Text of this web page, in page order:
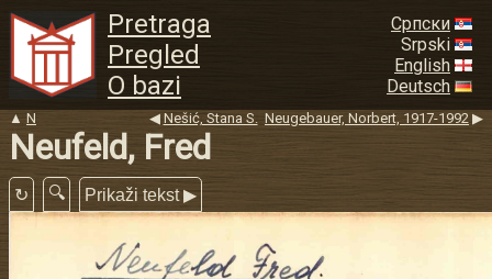
Pretraga
Pregled
O bazi
Српски
Srpski
English
Deutsch
▲ N ◀ Nešić, Stana S. Neugebauer, Norbert, 1917-1992 ▶
Neufeld, Fred